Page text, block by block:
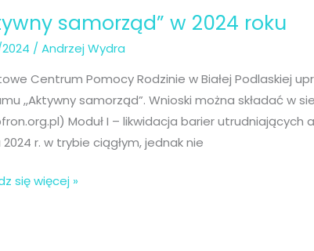
samorząd” w 2024 roku
/Andrzej Wydra
Centrum Pomocy Rodzinie w Białej Podlaskiej
,,Aktywny samorząd”. Wnioski można składać w
Moduł I – likwidacja barier
r. w trybie ciągłym, jednak nie
się więcej »